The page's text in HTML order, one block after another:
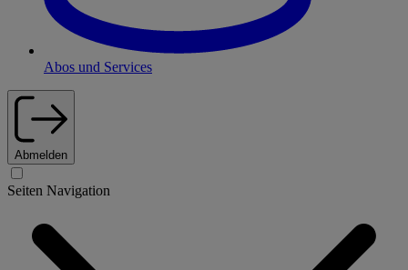
Abos und Services
Abmelden
Seiten Navigation